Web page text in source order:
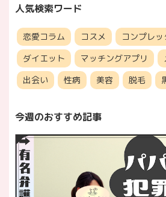
人気検索ワード
恋愛コラム コスメ コンプレッ
ダイエット
マッチングアプリ
出会い
性病 美容 脱毛
今週のおすすめ記事